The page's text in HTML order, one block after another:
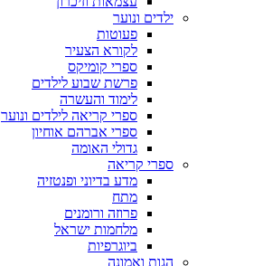
ילדים ונוער
פעוטות
לקורא הצעיר
ספרי קומיקס
פרשת שבוע לילדים
לימוד והעשרה
ספרי קריאה לילדים ונוער
ספרי אברהם אוחיון
גדולי האומה
ספרי קריאה
מדע בדיוני ופנטזיה
מתח
פרוזה ורומנים
מלחמות ישראל
ביוגרפיות
הגות ואמונה